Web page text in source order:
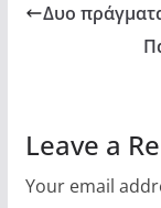
Δυο
Leave a
Your email